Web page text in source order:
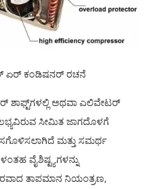
ಏರ್ ಕಂಡಿಷನರ್ ರಚನೆ
ಶಾಫ್ಟ್‌ಗಳಲ್ಲಿ ಅಥವಾ ಎಲಿವೇಟರ್
ಸೀಮಿತ ಜಾಗದೊಳಗೆ
ಮತ್ತು ಸಮರ್ಥ
ವೈಶಿಷ್ಟ್ಯಗಳನ್ನು
ತಾಪಮಾನ ನಿಯಂತ್ರಣ,